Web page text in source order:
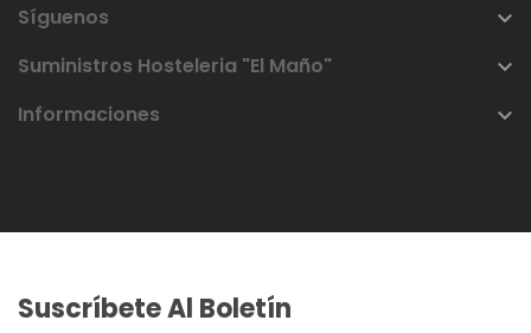
Síguenos 
Suministros Hosteleria "El Maño" 
Informaciones 
Suscríbete Al Boletín